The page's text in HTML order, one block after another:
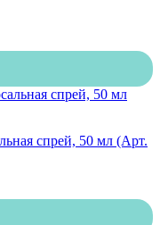
спрей, 50 мл (Арт.